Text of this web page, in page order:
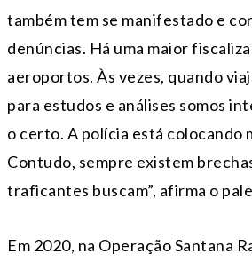
também tem se manifestado e
denúncias. Há uma maior
aeroportos. Às vezes, quando
para estudos e análises somos
o certo. A polícia está colocando
Contudo, sempre existem
traficantes buscam”, afirma o
Em 2020, na Operação Santana